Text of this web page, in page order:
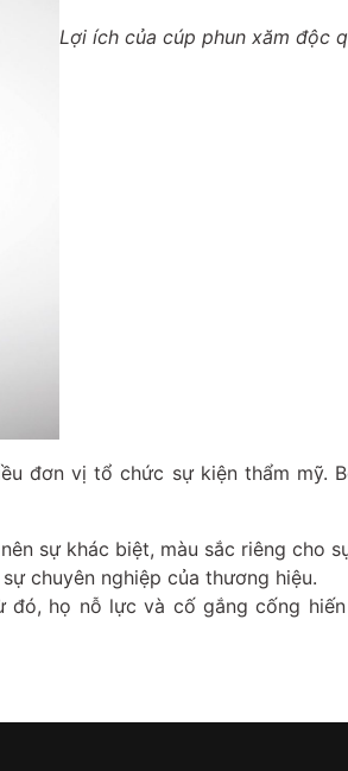
Lợi ích của cúp phun xăm độc
đơn vị tổ chức sự kiện thẩm mỹ.
sự khác biệt, màu sắc riêng cho
chuyên nghiệp của thương hiệu.
họ nỗ lực và cố gắng cống